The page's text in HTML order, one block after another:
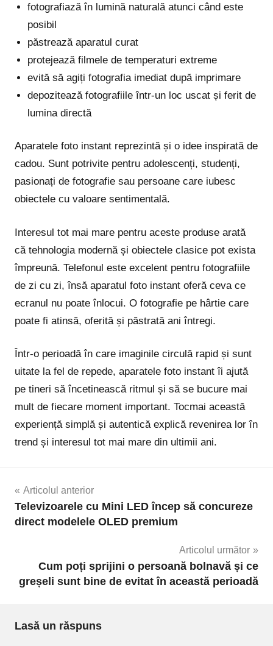
fotografiază în lumină naturală atunci când este
posibil
păstrează aparatul curat
protejează filmele de temperaturi extreme
evită să agiți fotografia imediat după imprimare
depozitează fotografiile într-un loc uscat și ferit de
lumina directă
Aparatele foto instant reprezintă și o idee inspirată de
cadou. Sunt potrivite pentru adolescenți, studenți,
pasionați de fotografie sau persoane care iubesc
obiectele cu valoare sentimentală.
Interesul tot mai mare pentru aceste produse arată
că tehnologia modernă și obiectele clasice pot exista
împreună. Telefonul este excelent pentru fotografiile
de zi cu zi, însă aparatul foto instant oferă ceva ce
ecranul nu poate înlocui. O fotografie pe hârtie care
poate fi atinsă, oferită și păstrată ani întregi.
Într-o perioadă în care imaginile circulă rapid și sunt
uitate la fel de repede, aparatele foto instant îi ajută
pe tineri să încetinească ritmul și să se bucure mai
mult de fiecare moment important. Tocmai această
experiență simplă și autentică explică revenirea lor în
trend și interesul tot mai mare din ultimii ani.
Navigare
în
Articolul anterior
Televizoarele cu Mini LED încep să concureze
direct modelele OLED premium
Articolul următor
Cum poți sprijini o persoană bolnavă și ce
greșeli sunt bine de evitat în această perioadă
Lasă un răspuns